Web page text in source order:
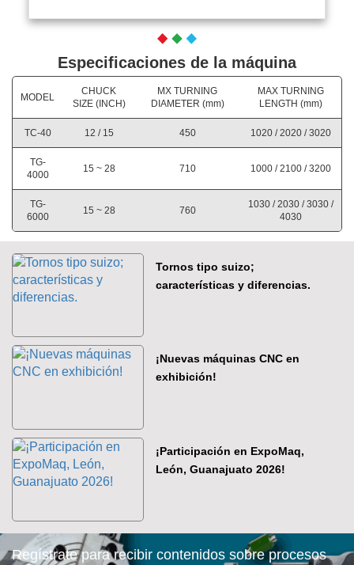
Especificaciones de la máquina
MODEL
CHUCK
SIZE (INCH)
MX TURNING
DIAMETER (mm)
MAX TURNING
LENGTH (mm)
TC-40 12 / 15 450 1020 / 2020 / 3020
TG-
4000
15 ~ 28 710 1000 / 2100 / 3200
TG-
6000
15 ~ 28 760
1030 / 2030 / 3030 /
4030
Tornos tipo suizo;
características y diferencias.
¡Nuevas máquinas CNC en
exhibición!
¡Participación en ExpoMaq,
León, Guanajuato 2026!
Regístrate para recibir contenidos sobre procesos